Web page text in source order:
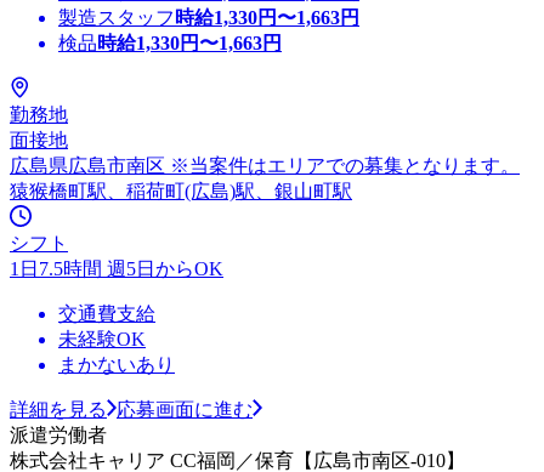
製造スタッフ 時給1,330円〜1,663円
検品時給1,330円〜1,663円
勤務地
面接地
広島県広島市南区 ※当案件はエリアでの募集となります。
猿猴橋町駅、稲荷町(広島)駅、銀山町駅
シフト
1日7.5時間 週5日からOK
交通費支給
未経験OK
まかないあり
詳細を見る
応募画面に進む
派遣労働者
株式会社キャリア CC福岡／保育【広島市南区-010】